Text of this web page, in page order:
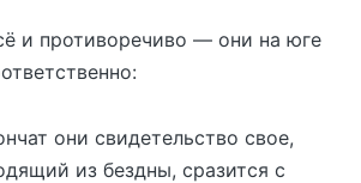
и противоречиво — они на юге
они свидетельство свое,
из бездны, сразится с